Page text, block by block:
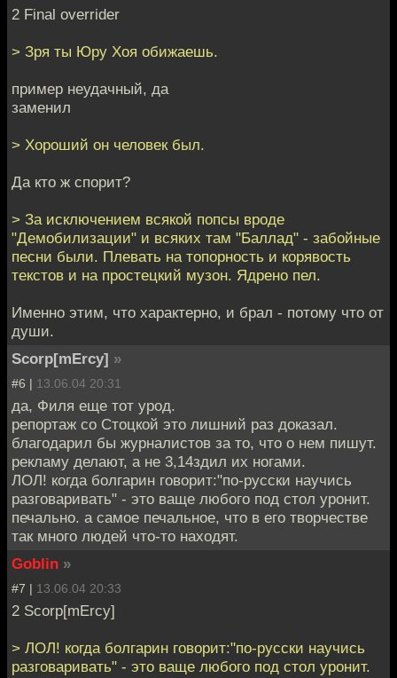
2 Final overrider
> Зря ты Юру Хоя обижаешь.
пример неудачный, да
заменил
> Хороший он человек был.
Да кто ж спорит?
> За исключением всякой попсы вроде
"Демобилизации" и всяких там "Баллад" - забойные
песни были. Плевать на топорность и корявость
текстов и на простецкий музон. Ядрено пел.
Именно этим, что характерно, и брал - потому что от
души.
Scorp[mErcy] »
#6 | 13.06.04 20:31
да, Филя еще тот урод.
репортаж со Стоцкой это лишний раз доказал.
благодарил бы журналистов за то, что о нем пишут.
рекламу делают, а не 3,14здил их ногами.
ЛОЛ! когда болгарин говорит:"по-русски научись
разговаривать" - это ваще любого под стол уронит.
печально. а самое печальное, что в его творчестве
так много людей что-то находят.
Goblin »
#7 | 13.06.04 20:33
2 Scorp[mErcy]
> ЛОЛ! когда болгарин говорит:"по-русски научись
разговаривать" - это ваще любого под стол уронит.